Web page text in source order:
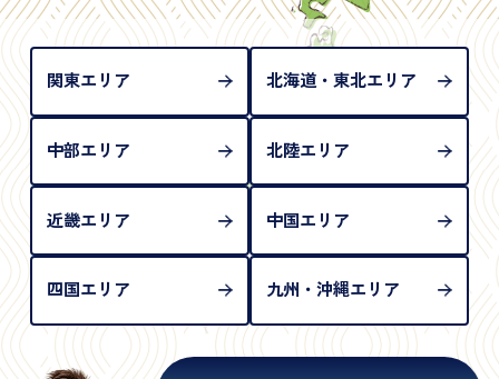
められない（住所確認ができないため）。補助書類
が必要となります
関東エリア 北海道・東北エリア
中部エリア 北陸エリア
近畿エリア 中国エリア
四国エリア 九州・沖縄エリア